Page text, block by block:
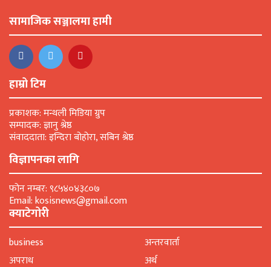
सामाजिक सञ्जालमा हामी
हाम्रो टिम
प्रकाशक: मन्थली मिडिया ग्रुप
सम्पादक: ज्ञानु श्रेष्ठ
संवाददाता: इन्दिरा बोहोरा, सबिन श्रेष्ठ
विज्ञापनका लागि
फोन नम्बर: ९८५४०४३८०७
Email: kosisnews@gmail.com
क्याटेगोरी
business
अन्तरवार्ता
अपराध
अर्थ